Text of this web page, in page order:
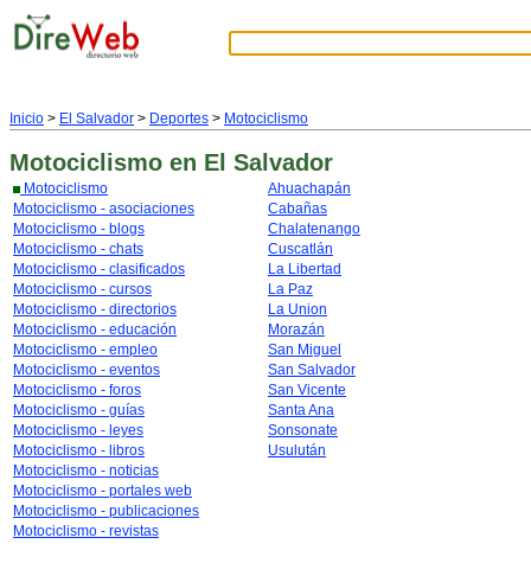
Inicio > El Salvador > Deportes > Motociclismo
Motociclismo en El Salvador
Motociclismo
Motociclismo - asociaciones
Motociclismo - blogs
Motociclismo - chats
Motociclismo - clasificados
Motociclismo - cursos
Motociclismo - directorios
Motociclismo - educación
Motociclismo - empleo
Motociclismo - eventos
Motociclismo - foros
Motociclismo - guías
Motociclismo - leyes
Motociclismo - libros
Motociclismo - noticias
Motociclismo - portales web
Motociclismo - publicaciones
Motociclismo - revistas
Ahuachapán
Cabañas
Chalatenango
Cuscatlán
La Libertad
La Paz
La Union
Morazán
San Miguel
San Salvador
San Vicente
Santa Ana
Sonsonate
Usulután